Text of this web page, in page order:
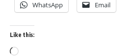
WhatsApp Email
Like this: